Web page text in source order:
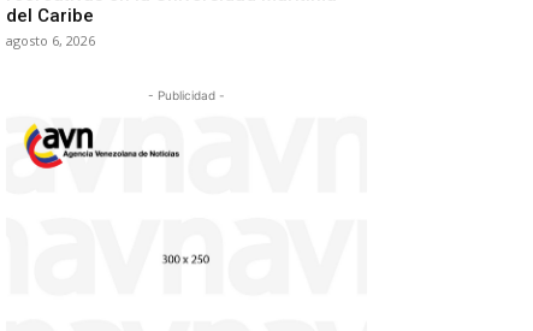
del Caribe
agosto 6, 2026
- Publicidad -